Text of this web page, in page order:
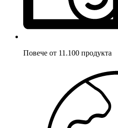
Повече от 11.100 продукта